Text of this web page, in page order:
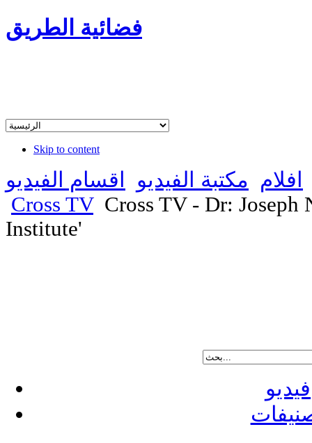
فضائية الطريق
Skip to content
افلام مكتبة الفيديو
اقسام الفيديو
Cross TV Cross TV - Dr: Joseph
Institute'
فيديو